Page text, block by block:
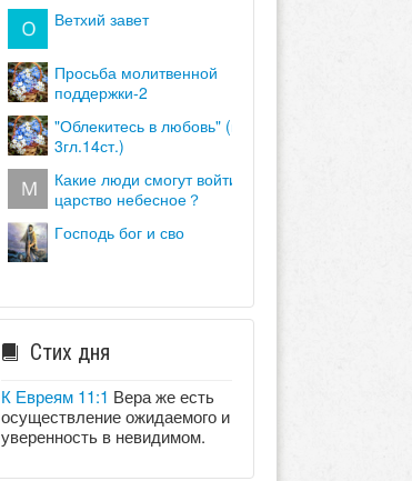
ветхий завет
просьба молитвенной
поддержки-2
"облекитесь в любовь" (кол.
3гл.14ст.)
какие люди смогут войти в
царство небесное？
господь бог и сво
Стих дня
К Евреям 11:1 Вера же есть
осуществление ожидаемого и
уверенность в невидимом.